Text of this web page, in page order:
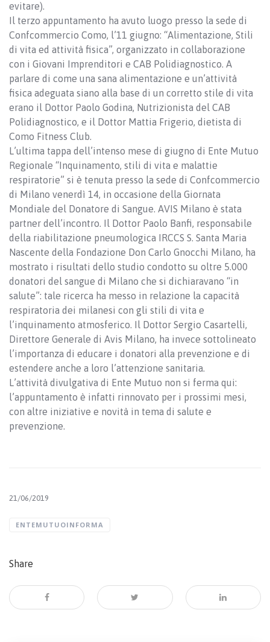
evitare).
Il terzo appuntamento ha avuto luogo presso la sede di
Confcommercio Como, l’11 giugno: “Alimentazione, Stili
di vita ed attività fisica”, organizzato in collaborazione
con i Giovani Imprenditori e CAB Polidiagnostico. A
parlare di come una sana alimentazione e un’attività
fisica adeguata siano alla base di un corretto stile di vita
erano il Dottor Paolo Godina, Nutrizionista del CAB
Polidiagnostico, e il Dottor Mattia Frigerio, dietista di
Como Fitness Club.
L’ultima tappa dell’intenso mese di giugno di Ente Mutuo
Regionale “Inquinamento, stili di vita e malattie
respiratorie” si è tenuta presso la sede di Confcommercio
di Milano venerdì 14, in occasione della Giornata
Mondiale del Donatore di Sangue. AVIS Milano è stata
partner dell’incontro. Il Dottor Paolo Banfi, responsabile
della riabilitazione pneumologica IRCCS S. Santa Maria
Nascente della Fondazione Don Carlo Gnocchi Milano, ha
mostrato i risultati dello studio condotto su oltre 5.000
donatori del sangue di Milano che si dichiaravano “in
salute”: tale ricerca ha messo in relazione la capacità
respiratoria dei milanesi con gli stili di vita e
l’inquinamento atmosferico. Il Dottor Sergio Casartelli,
Direttore Generale di Avis Milano, ha invece sottolineato
l’importanza di educare i donatori alla prevenzione e di
estendere anche a loro l’attenzione sanitaria.
L’attività divulgativa di Ente Mutuo non si ferma qui:
l’appuntamento è infatti rinnovato per i prossimi mesi,
con altre iniziative e novità in tema di salute e
prevenzione.
21/06/2019
ENTEMUTUOINFORMA
Share